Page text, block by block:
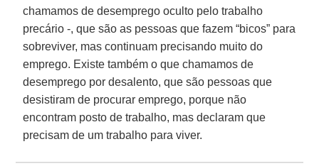
chamamos de desemprego oculto pelo trabalho
precário -, que são as pessoas que fazem “bicos” para
sobreviver, mas continuam precisando muito do
emprego. Existe também o que chamamos de
desemprego por desalento, que são pessoas que
desistiram de procurar emprego, porque não
encontram posto de trabalho, mas declaram que
precisam de um trabalho para viver.